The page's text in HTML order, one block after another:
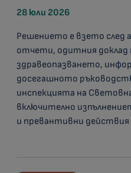
28 юли 2026
Решението е взето след
отчети, одитния
здравеопазването,
досегашното
инспекцията на
включително
и превантивни действия